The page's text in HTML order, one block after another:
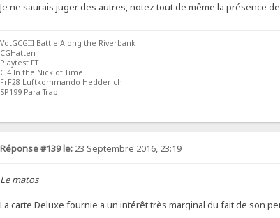
Je ne saurais juger des autres, notez tout de même la présence
VotGCGIII Battle Along the Riverbank
CGHatten
Playtest FT
CI4 In the Nick of Time
FrF28 Luftkommando Hedderich
SP199 Para-Trap
Réponse #139 le:23 Septembre 2016, 23:19
Le matos
La carte Deluxe fournie a un intérêt très marginal du fait de son